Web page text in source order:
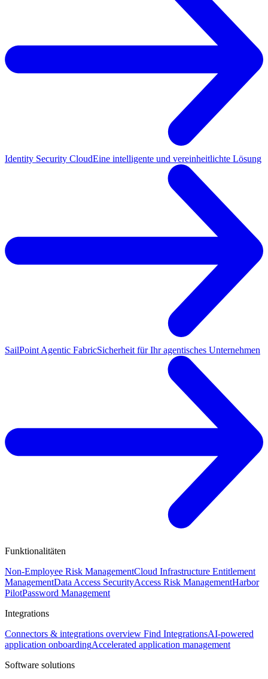
Identity Security CloudEine intelligente und vereinheitlichte Lösung
SailPoint Agentic FabricSicherheit für Ihr agentisches Unternehmen
Funktionalitäten
Non-Employee Risk ManagementCloud Infrastructure Entitlement
ManagementData Access SecurityAccess Risk ManagementHarbor
PilotPassword Management
Integrations
Connectors & integrations overview Find IntegrationsAI-powered
application onboardingAccelerated application management
Software solutions